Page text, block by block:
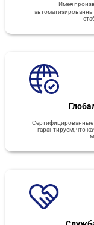
Имея
Сертифицированные
гарантируем, что